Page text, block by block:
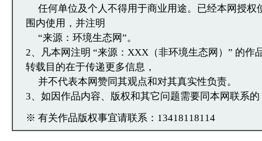
任何单位及个人不得用于商业用途。已经本网授权
围内使用，并注明
“来源：环境生态网”。
2、凡本网注明 “来源：XXX（非环境生态网）” 的作
转载目的在于传递更多信息，
并不代表本网赞同其观点和对其真实性负责。
3、如因作品内容、版权和其它问题需要同本网联系
※ 有关作品版权事宜请联系：13418118114